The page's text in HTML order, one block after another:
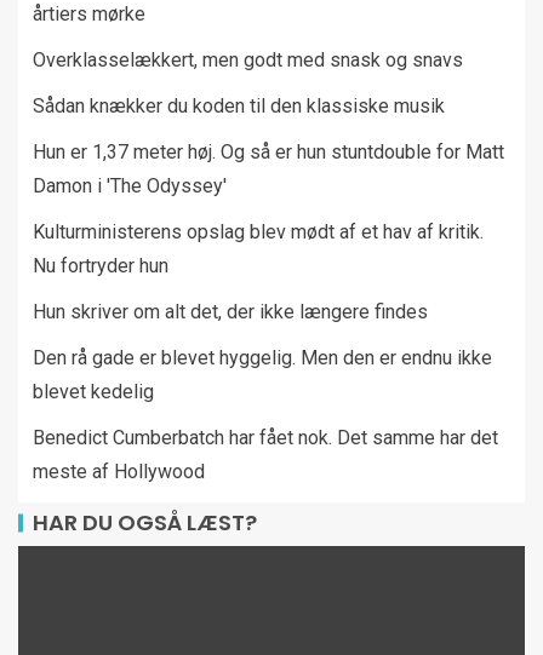
årtiers mørke
Overklasselækkert, men godt med snask og snavs
Sådan knækker du koden til den klassiske musik
Hun er 1,37 meter høj. Og så er hun stuntdouble for Matt
Damon i 'The Odyssey'
Kulturministerens opslag blev mødt af et hav af kritik.
Nu fortryder hun
Hun skriver om alt det, der ikke længere findes
Den rå gade er blevet hyggelig. Men den er endnu ikke
blevet kedelig
Benedict Cumberbatch har fået nok. Det samme har det
meste af Hollywood
HAR DU OGSÅ LÆST?